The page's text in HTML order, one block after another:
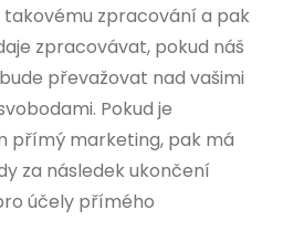
zpracování a pak
zpracovávat, pokud náš
převažovat nad vašimi
Pokud je
přímý marketing, pak má
za následek ukončení
účely přímého